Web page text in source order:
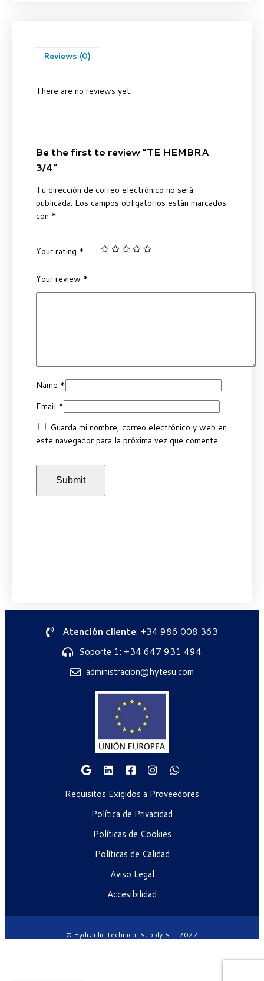
Reviews (0)
There are no reviews yet.
Be the first to review “TE HEMBRA
3/4”
Tu dirección de correo electrónico no será
publicada. Los campos obligatorios están marcados
con *
Your rating *
Your review *
Name *
Email *
Guarda mi nombre, correo electrónico y web en
este navegador para la próxima vez que comente.
Atención cliente: +34 986 008 363
Soporte 1: +34 647 931 494
administracion@hytesu.com
Requisitos Exigidos a Proveedores
Política de Privacidad
Políticas de Cookies
Políticas de Calidad
Aviso Legal
Accesibilidad
© Hydraulic Technical Supply S.L. 2022